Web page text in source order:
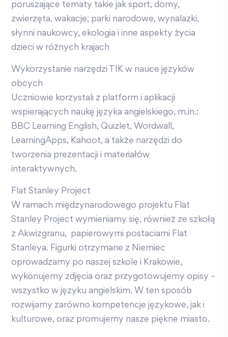
poruszające tematy takie jak sport, domy,
zwierzęta, wakacje, parki narodowe, wynalazki,
słynni naukowcy, ekologia i inne aspekty życia
dzieci w różnych krajach
Wykorzystanie narzędzi TIK w nauce języków
obcych
Uczniowie korzystali z platform i aplikacji
wspierających naukę języka angielskiego, m.in.:
BBC Learning English, Quizlet, Wordwall,
LearningApps, Kahoot, a także narzędzi do
tworzenia prezentacji i materiałów
interaktywnych.
Flat Stanley Project
W ramach międzynarodowego projektu Flat
Stanley Project wymieniamy się, również ze szkołą
z Akwizgranu, papierowymi postaciami Flat
Stanleya. Figurki otrzymane z Niemiec
oprowadzamy po naszej szkole i Krakowie,
wykonujemy zdjęcia oraz przygotowujemy opisy –
wszystko w języku angielskim. W ten sposób
rozwijamy zarówno kompetencje językowe, jak i
kulturowe, oraz promujemy nasze piękne miasto.